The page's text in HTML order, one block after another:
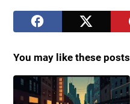
You may like these posts